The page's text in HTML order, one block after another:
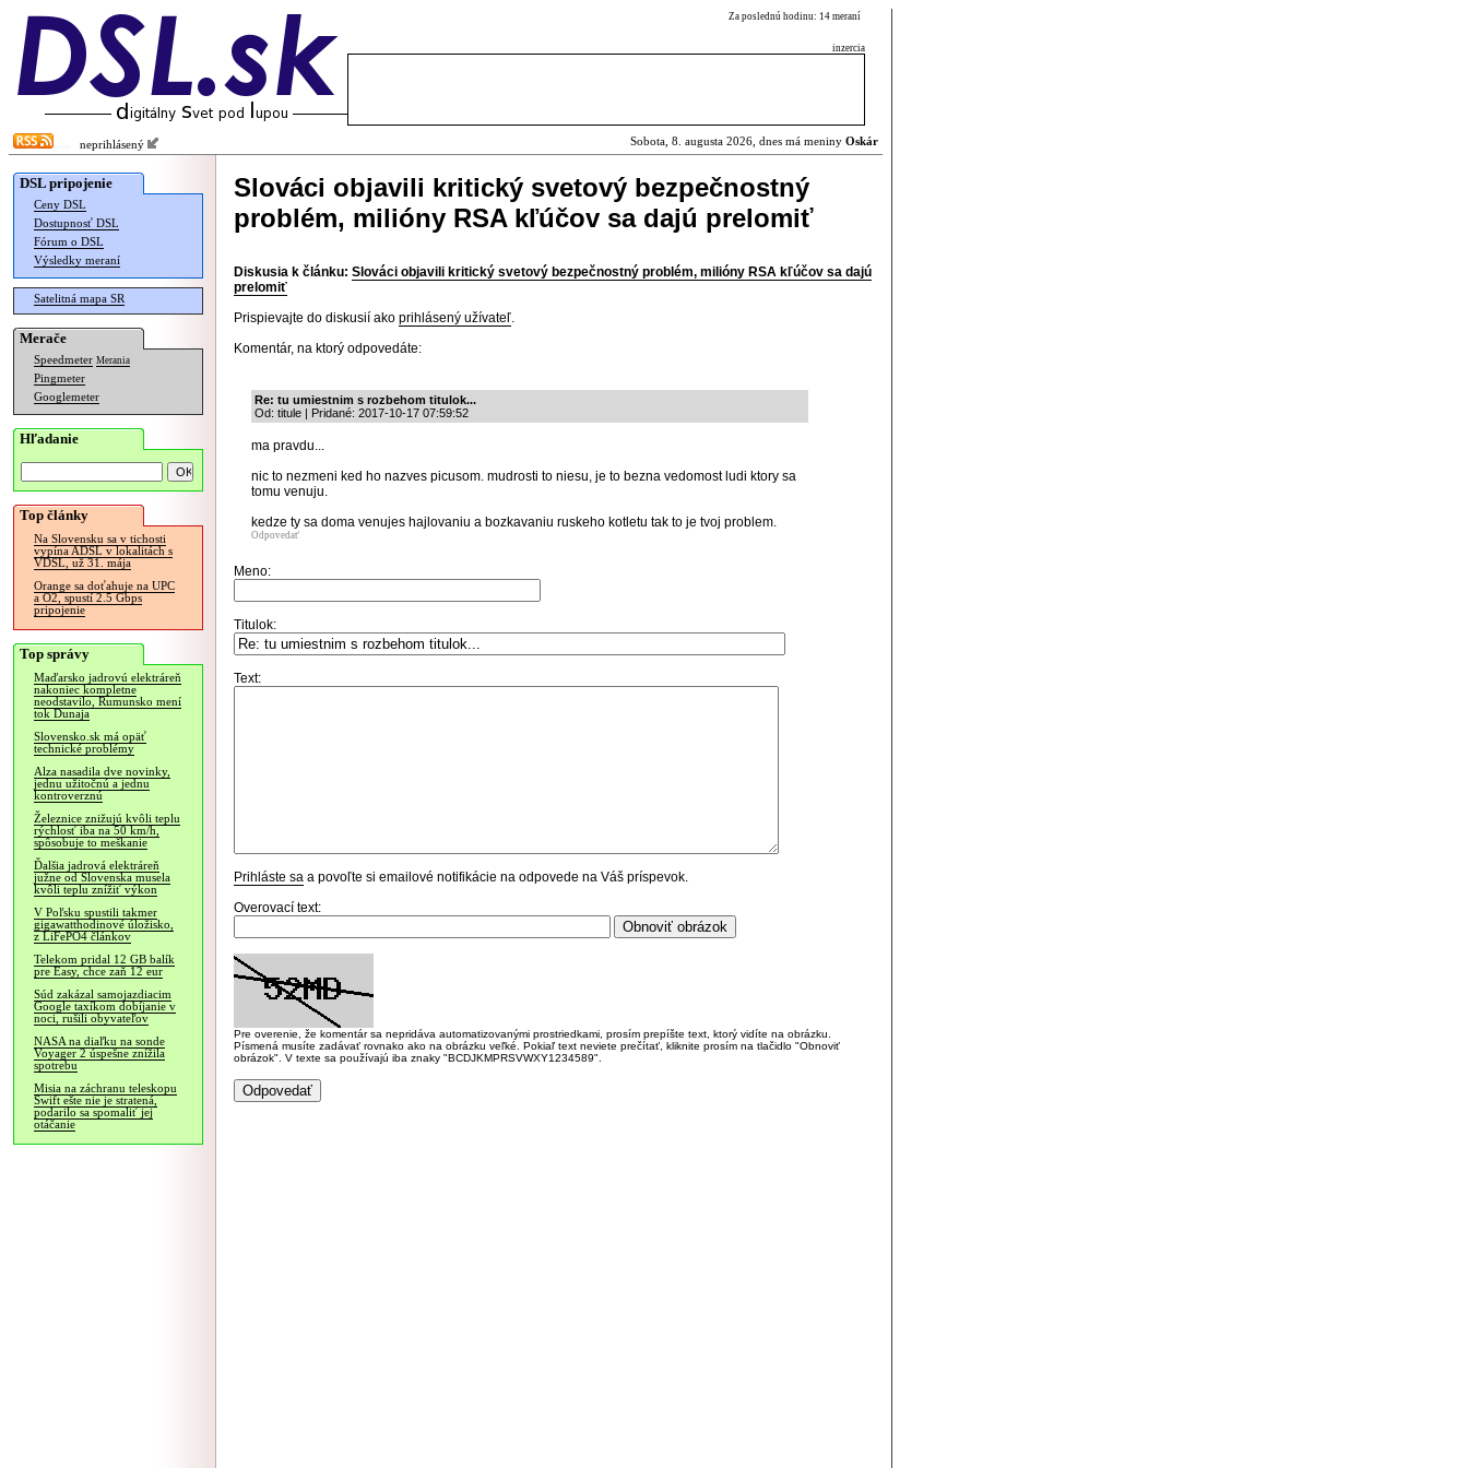
Za poslednú hodinu: 14 meraní
inzercia
neprihlásený Sobota, 8. augusta 2026, dnes má meniny Oskár
DSL pripojenie
Ceny DSL
Dostupnosť DSL
Fórum o DSL
Výsledky meraní
Satelitná mapa SR
Merače
Speedmeter Merania
Pingmeter
Googlemeter
Hľadanie
Top články
Na Slovensku sa v tichosti
vypína ADSL v lokalitách s
VDSL, už 31. mája
Orange sa doťahuje na UPC
a O2, spustí 2.5 Gbps
pripojenie
Top správy
Maďarsko jadrovú elektráreň
nakoniec kompletne
neodstavilo, Rumunsko mení
tok Dunaja
Slovensko.sk má opäť
technické problémy
Alza nasadila dve novinky,
jednu užitočnú a jednu
kontroverznú
Železnice znižujú kvôli teplu
rýchlosť iba na 50 km/h,
spôsobuje to meškanie
Ďalšia jadrová elektráreň
južne od Slovenska musela
kvôli teplu znížiť výkon
V Poľsku spustili takmer
gigawatthodinové úložisko,
z LiFePO4 článkov
Telekom pridal 12 GB balík
pre Easy, chce zaň 12 eur
Súd zakázal samojazdiacim
Google taxíkom dobíjanie v
noci, rušili obyvateľov
NASA na diaľku na sonde
Voyager 2 úspešne znížila
spotrebu
Misia na záchranu teleskopu
Swift ešte nie je stratená,
podarilo sa spomaliť jej
otáčanie
Slováci objavili kritický svetový bezpečnostný
problém, milióny RSA kľúčov sa dajú prelomiť
Diskusia k článku: Slováci objavili kritický svetový bezpečnostný problém, milióny RSA kľúčov sa dajú
prelomiť
Prispievajte do diskusií ako prihlásený užívateľ.
Komentár, na ktorý odpovedáte:
Re: tu umiestnim s rozbehom titulok...
Od: titule | Pridané: 2017-10-17 07:59:52
ma pravdu...
nic to nezmeni ked ho nazves picusom. mudrosti to niesu, je to bezna vedomost ludi ktory sa
tomu venuju.
kedze ty sa doma venujes hajlovaniu a bozkavaniu ruskeho kotletu tak to je tvoj problem.
Odpovedať
Meno:
Titulok:
Text:
Prihláste sa a povoľte si emailové notifikácie na odpovede na Váš príspevok.
Overovací text:
Pre overenie, že komentár sa nepridáva automatizovanými prostriedkami, prosím prepíšte text, ktorý vidíte na obrázku.
Písmená musíte zadávať rovnako ako na obrázku veľké. Pokiaľ text neviete prečítať, kliknite prosím na tlačidlo "Obnoviť
obrázok". V texte sa používajú iba znaky "BCDJKMPRSVWXY1234589".